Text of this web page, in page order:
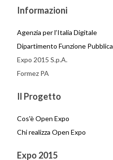
Informazioni
Agenzia per l’Italia Digitale
Dipartimento Funzione Pubblica
Expo 2015 S.p.A.
Formez PA
Il Progetto
Cos'è Open Expo
Chi realizza Open Expo
Expo 2015